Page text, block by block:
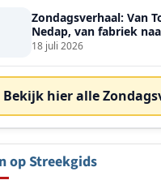
Zondagsverhaal: Van
Nedap, van fabriek
wereldspeler
18 juli 2026
Bekijk hier alle
op Streekgids